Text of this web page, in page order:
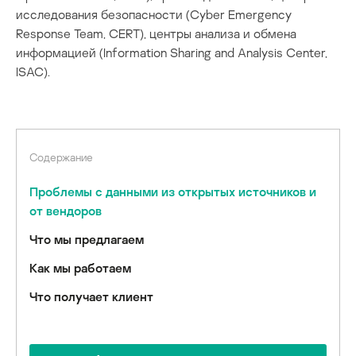
исследования безопасности (Cyber Emergency
Response Team, CERT), центры анализа и обмена
информацией (Information Sharing and Analysis Center,
ISAC).
Содержание
Проблемы с данными из открытых источников и
от вендоров
Что мы предлагаем
Как мы работаем
Что получает клиент